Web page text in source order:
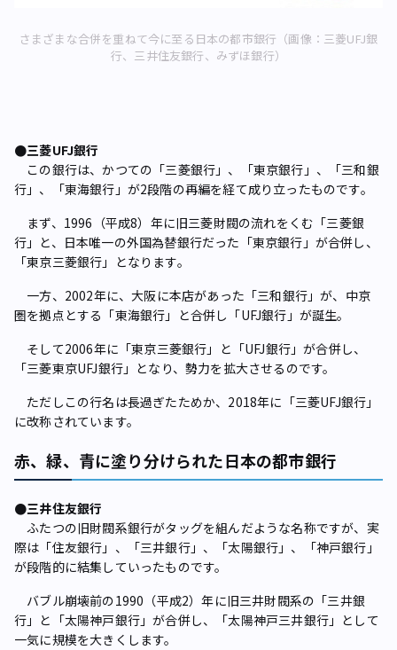
さまざまな合併を重ねて今に至る日本の都市銀行（画像：三菱UFJ銀
行、三井住友銀行、みずほ銀行）
●三菱UFJ銀行
この銀行は、かつての「三菱銀行」、「東京銀行」、「三和銀
行」、「東海銀行」が2段階の再編を経て成り立ったものです。
まず、1996（平成8）年に旧三菱財閥の流れをくむ「三菱銀
行」と、日本唯一の外国為替銀行だった「東京銀行」が合併し、
「東京三菱銀行」となります。
一方、2002年に、大阪に本店があった「三和銀行」が、中京
圏を拠点とする「東海銀行」と合併し「UFJ銀行」が誕生。
そして2006年に「東京三菱銀行」と「UFJ銀行」が合併し、
「三菱東京UFJ銀行」となり、勢力を拡大させるのです。
ただしこの行名は長過ぎたためか、2018年に「三菱UFJ銀行」
に改称されています。
赤、緑、青に塗り分けられた日本の都市銀行
●三井住友銀行
ふたつの旧財閥系銀行がタッグを組んだような名称ですが、実
際は「住友銀行」、「三井銀行」、「太陽銀行」、「神戸銀行」
が段階的に結集していったものです。
バブル崩壊前の1990（平成2）年に旧三井財閥系の「三井銀
行」と「太陽神戸銀行」が合併し、「太陽神戸三井銀行」として
一気に規模を大きくします。